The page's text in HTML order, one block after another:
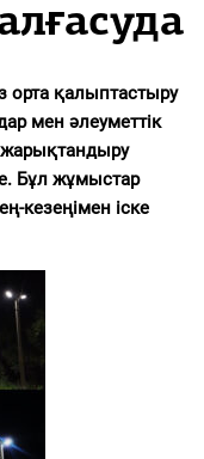
орта қалыптастыру
мен әлеуметтік
Бұл жұмыстар
кезеңімен іске